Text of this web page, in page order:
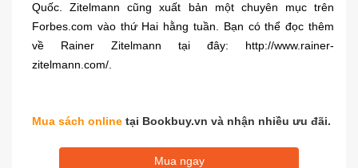
Quốc. Zitelmann cũng xuất bản một chuyên mục trên
Forbes.com vào thứ Hai hằng tuần. Bạn có thể đọc thêm
về Rainer Zitelmann tại đây: http://www.rainer-
zitelmann.com/.
Mua sách online tại Bookbuy.vn và nhận nhiều ưu đãi.
Mua ngay